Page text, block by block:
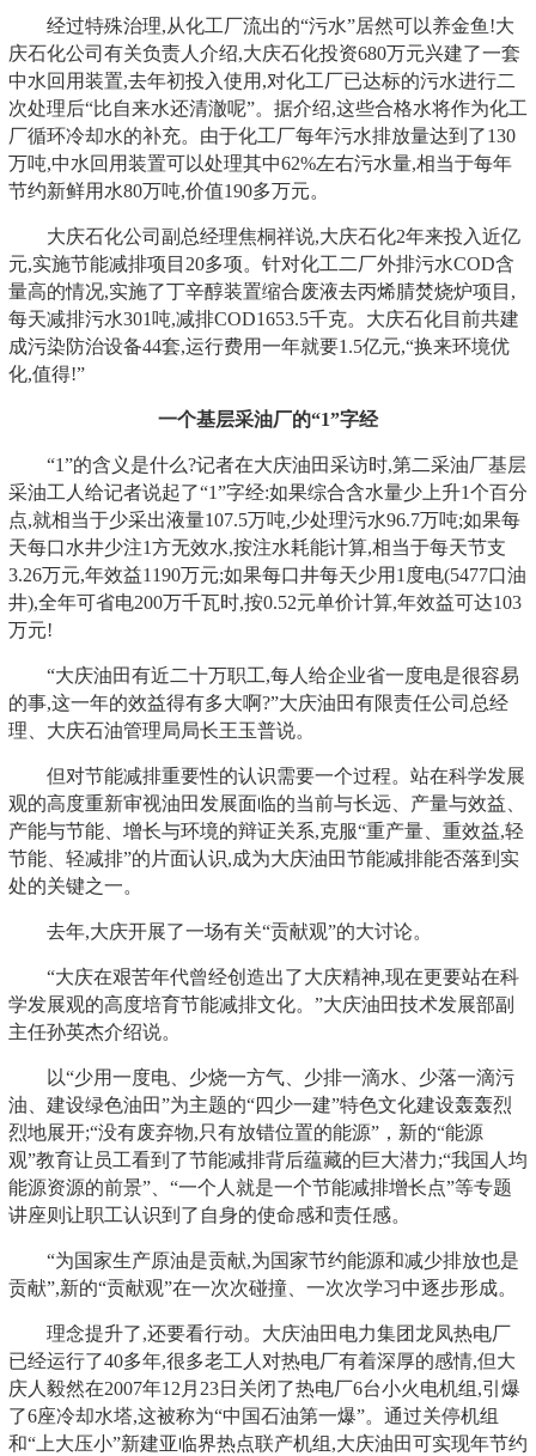
经过特殊治理,从化工厂流出的“污水”居然可以养金鱼!大
庆石化公司有关负责人介绍,大庆石化投资680万元兴建了一套
中水回用装置,去年初投入使用,对化工厂已达标的污水进行二
次处理后“比自来水还清澈呢”。据介绍,这些合格水将作为化工
厂循环冷却水的补充。由于化工厂每年污水排放量达到了130
万吨,中水回用装置可以处理其中62%左右污水量,相当于每年
节约新鲜用水80万吨,价值190多万元。
大庆石化公司副总经理焦桐祥说,大庆石化2年来投入近亿
元,实施节能减排项目20多项。针对化工二厂外排污水COD含
量高的情况,实施了丁辛醇装置缩合废液去丙烯腈焚烧炉项目,
每天减排污水301吨,减排COD1653.5千克。大庆石化目前共建
成污染防治设备44套,运行费用一年就要1.5亿元,“换来环境优
化,值得!”
一个基层采油厂的“1”字经
“1”的含义是什么?记者在大庆油田采访时,第二采油厂基层
采油工人给记者说起了“1”字经:如果综合含水量少上升1个百分
点,就相当于少采出液量107.5万吨,少处理污水96.7万吨;如果每
天每口水井少注1方无效水,按注水耗能计算,相当于每天节支
3.26万元,年效益1190万元;如果每口井每天少用1度电(5477口油
井),全年可省电200万千瓦时,按0.52元单价计算,年效益可达103
万元!
“大庆油田有近二十万职工,每人给企业省一度电是很容易
的事,这一年的效益得有多大啊?”大庆油田有限责任公司总经
理、大庆石油管理局局长王玉普说。
但对节能减排重要性的认识需要一个过程。站在科学发展
观的高度重新审视油田发展面临的当前与长远、产量与效益、
产能与节能、增长与环境的辩证关系,克服“重产量、重效益,轻
节能、轻减排”的片面认识,成为大庆油田节能减排能否落到实
处的关键之一。
去年,大庆开展了一场有关“贡献观”的大讨论。
“大庆在艰苦年代曾经创造出了大庆精神,现在更要站在科
学发展观的高度培育节能减排文化。”大庆油田技术发展部副
主任孙英杰介绍说。
以“少用一度电、少烧一方气、少排一滴水、少落一滴污
油、建设绿色油田”为主题的“四少一建”特色文化建设轰轰烈
烈地展开;“没有废弃物,只有放错位置的能源”，新的“能源
观”教育让员工看到了节能减排背后蕴藏的巨大潜力;“我国人均
能源资源的前景”、“一个人就是一个节能减排增长点”等专题
讲座则让职工认识到了自身的使命感和责任感。
“为国家生产原油是贡献,为国家节约能源和减少排放也是
贡献”,新的“贡献观”在一次次碰撞、一次次学习中逐步形成。
理念提升了,还要看行动。大庆油田电力集团龙凤热电厂
已经运行了40多年,很多老工人对热电厂有着深厚的感情,但大
庆人毅然在2007年12月23日关闭了热电厂6台小火电机组,引爆
了6座冷却水塔,这被称为“中国石油第一爆”。通过关停机组
和“上大压小”新建亚临界热点联产机组,大庆油田可实现年节约